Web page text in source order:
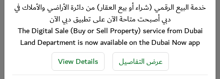
خدمة البيع الرقمي (شراء أو بيع العقار) من دائرة الأراضي والأملاك في
دبي أصبحت متاحة الآن على تطبيق دبي الآن
The Digital Sale (Buy or Sell Property) service from Dubai
Land Department is now available on the Dubai Now app
View Details
عرض التفاصيل